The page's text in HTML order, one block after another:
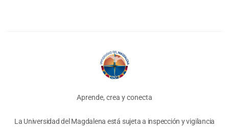
Aprende, crea y conecta
La Universidad del Magdalena está sujeta a inspección y vigilancia